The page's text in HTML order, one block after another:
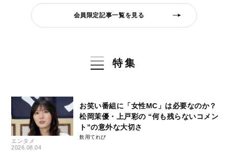
会員限定記事一覧を見る
特集
エンタメ
2026.08.04
お笑い番組に「女性MC」は必要なのか？
松岡茉優・上戸彩の “何も残らないコメン
ト”の意外な大切さ
飲用てれび